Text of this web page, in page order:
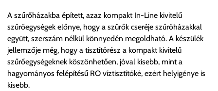
Egyes termékek súlyát a program nem ismeri, rendelés esetén
a központ igazolja vissza. Amennyiben a költséget az Ön által
gondoltnál magasabb értékben igazoljuk vissza, úgy a
visszaigazolástól számított 24 órán belül a terméket
lemondhatja, vagy kérheti a személyes átvételre való
módosítását.
A szűrőházakba épített, azaz kompakt In-Line kivitelű
szűrőegységek előnye, hogy a szűrők cseréje szűrőházakkal
együtt, szerszám nélkül könnyedén megoldható. A készülék
jellemzője még, hogy a tisztítórész a kompakt kivitelű
szűrőegységeknek köszönhetően, jóval kisebb, mint a
hagyományos felépítésű RO víztisztítóké, ezért helyigénye is
kisebb.